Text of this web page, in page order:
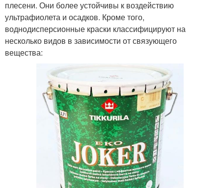
плесени. Они более устойчивы к воздействию
ультрафиолета и осадков. Кроме того,
воднодисперсионные краски классифицируют на
несколько видов в зависимости от связующего
вещества: